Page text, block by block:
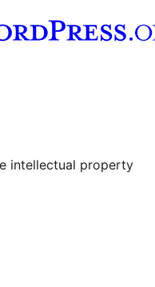
intellectual property